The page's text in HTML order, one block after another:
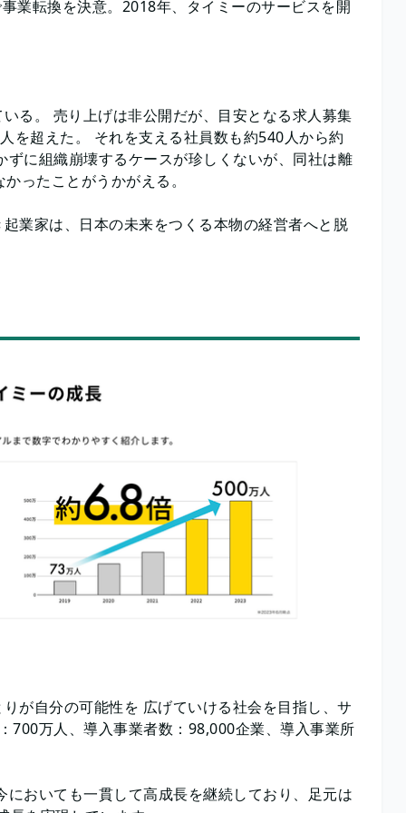
業転換を決意。2018年、タイミーのサービスを開
る。 売り上げは非公開だが、目安となる求人募集
を超えた。 それを支える社員数も約540人から約
に組織崩壊するケースが珍しくないが、同社は離
ったことがうかがえる。
業家は、日本の未来をつくる本物の経営者へと脱
が自分の可能性を 広げていける社会を目指し、サ
700万人、導入事業者数：98,000企業、導入事業所
おいても一貫して高成長を継続しており、足元は